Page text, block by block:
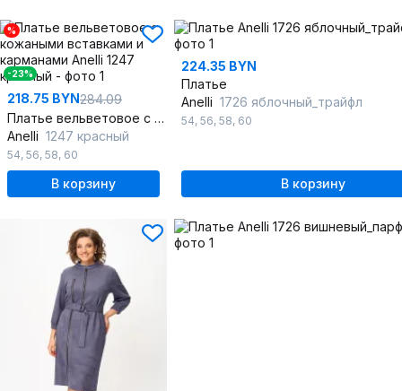
%
-23%
218.75 BYN284.09
Платье вельветовое с кожаными вставками и карманами
Anelli 1247 красный
54, 56, 58, 60
В корзину
224.35 BYN
Платье
Anelli 1726 яблочный_трайфл
54, 56, 58, 60
В корзину